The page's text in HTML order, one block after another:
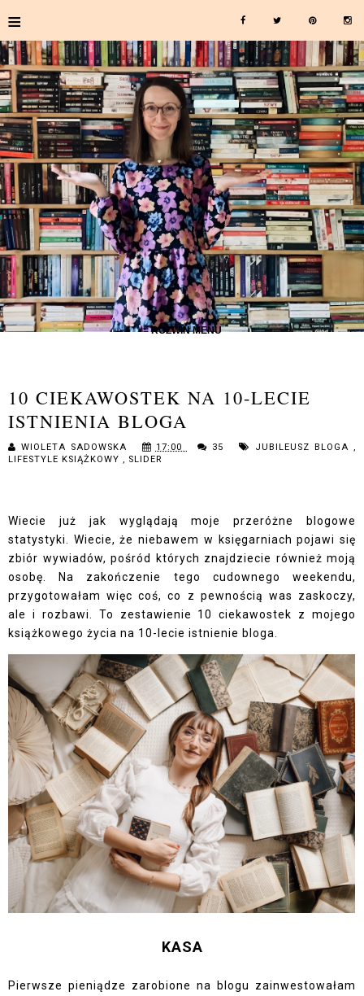
≡
≡ ROZWIŃ MENU
10 CIEKAWOSTEK NA 10-LECIE
ISTNIENIA BLOGA
WIOLETA SADOWSKA 17:00 35 JUBILEUSZ BLOGA,
LIFESTYLE KSIĄŻKOWY , SLIDER
Wiecie już jak wyglądają moje przeróżne blogowe
statystyki. Wiecie, że niebawem w księgarniach pojawi się
zbiór wywiadów, pośród których znajdziecie również moją
osobę. Na zakończenie tego cudownego weekendu,
przygotowałam więc coś, co z pewnością was zaskoczy,
ale i rozbawi. To zestawienie 10 ciekawostek z mojego
książkowego życia na 10-lecie istnienie bloga.
KASA
Pierwsze pieniądze zarobione na blogu zainwestowałam